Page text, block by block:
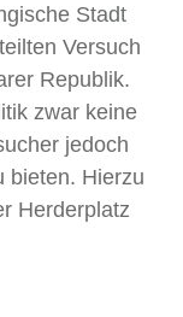
Stadt
Versuch
Republik.
zwar keine
jedoch
bieten. Hierzu
Herderplatz